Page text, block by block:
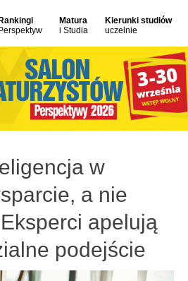
Rankingi
Perspektyw
Matura
i Studia
Kierunki studiów
uczelnie
w
a nie
apelują
podejście